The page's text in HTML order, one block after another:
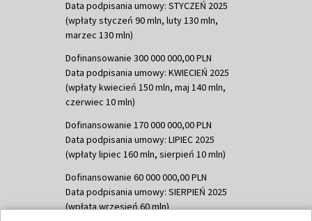
Data podpisania umowy: STYCZEŃ 2025
(wpłaty styczeń 90 mln, luty 130 mln,
marzec 130 mln)
Dofinansowanie 300 000 000,00 PLN
Data podpisania umowy: KWIECIEŃ 2025
(wpłaty kwiecień 150 mln, maj 140 mln,
czerwiec 10 mln)
Dofinansowanie 170 000 000,00 PLN
Data podpisania umowy: LIPIEC 2025
(wpłaty lipiec 160 mln, sierpień 10 mln)
Dofinansowanie 60 000 000,00 PLN
Data podpisania umowy: SIERPIEŃ 2025
(wpłata wrzesień 60 mln)